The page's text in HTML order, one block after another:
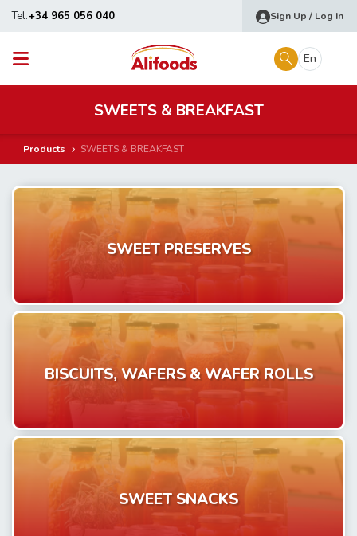
Tel.+34 965 056 040 Sign Up / Log In
En
SWEETS & BREAKFAST
Products SWEETS & BREAKFAST
SWEET PRESERVES
BISCUITS, WAFERS & WAFER ROLLS
SWEET SNACKS